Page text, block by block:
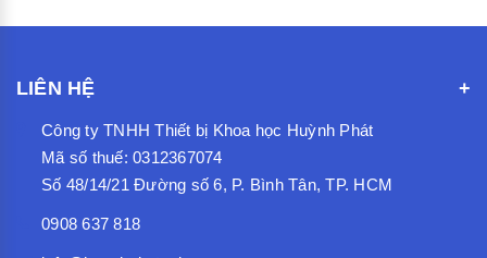
LIÊN HỆ
Công ty TNHH Thiết bị Khoa học Huỳnh Phát
Mã số thuế: 0312367074
Số 48/14/21 Đường số 6, P. Bình Tân, TP. HCM
0908 637 818